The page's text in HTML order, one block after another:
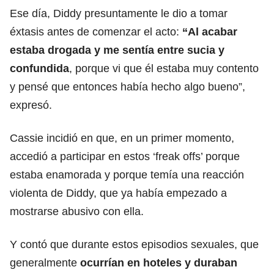
Ese día, Diddy presuntamente le dio a tomar
éxtasis antes de comenzar el acto: “Al acabar
estaba drogada y me sentía entre sucia y
confundida, porque vi que él estaba muy contento
y pensé que entonces había hecho algo bueno”,
expresó.
Cassie incidió en que, en un primer momento,
accedió a participar en estos ‘freak offs’ porque
estaba enamorada y porque temía una reacción
violenta de Diddy, que ya había empezado a
mostrarse abusivo con ella.
Y contó que durante estos episodios sexuales, que
generalmente ocurrían en hoteles y duraban